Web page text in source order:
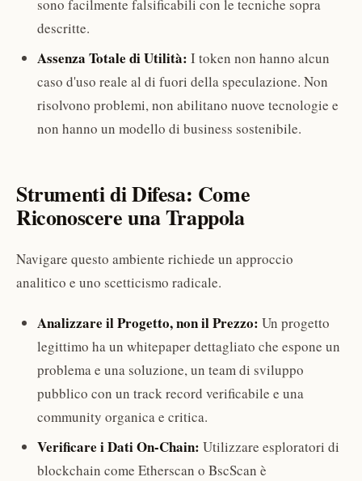
sono facilmente falsificabili con le tecniche sopra
descritte.
Assenza Totale di Utilità: I token non hanno alcun
caso d'uso reale al di fuori della speculazione. Non
risolvono problemi, non abilitano nuove tecnologie e
non hanno un modello di business sostenibile.
Strumenti di Difesa: Come
Riconoscere una Trappola
Navigare questo ambiente richiede un approccio
analitico e uno scetticismo radicale.
Analizzare il Progetto, non il Prezzo: Un progetto
legittimo ha un whitepaper dettagliato che espone un
problema e una soluzione, un team di sviluppo
pubblico con un track record verificabile e una
community organica e critica.
Verificare i Dati On-Chain: Utilizzare esploratori di
blockchain come Etherscan o BscScan è